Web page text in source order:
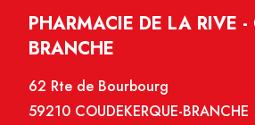
PHARMACIE DE LA RIVE -
BRANCHE
62 Rte de Bourbourg
59210 COUDEKERQUE-BRANCHE